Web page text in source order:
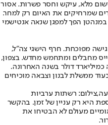
מלא, עיקש וחסר פשרות. אסור
שמרחיקים את האיום רק למחר.
במנהטן הפך למפגן שנאה אנטישמי
גישה מפוכחת. חרף הישגי צה"ל,
מחבלים ומתחמש מחדש. בצפון,
כמיליארד דולר בשנה האחרונה.
ממשלת לבנון וצבאה מוכיחים
רשתות ערביות
היא רק עניין של זמן. בהקשר
מעולם לא הבטיחו את